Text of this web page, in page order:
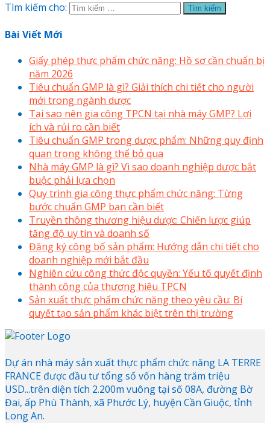
Tìm kiếm cho:
Bài Viết Mới
Giấy phép thực phẩm chức năng: Hồ sơ cần chuẩn bị
năm 2026
Tiêu chuẩn GMP là gì? Giải thích chi tiết cho người
mới trong ngành dược
Tại sao nên gia công TPCN tại nhà máy GMP? Lợi
ích và rủi ro cần biết
Tiêu chuẩn GMP trong dược phẩm: Những quy định
quan trọng không thể bỏ qua
Nhà máy GMP là gì? Vì sao doanh nghiệp dược bắt
buộc phải lựa chọn
Quy trình gia công thực phẩm chức năng: Từng
bước chuẩn GMP bạn cần biết
Truyền thông thương hiệu dược: Chiến lược giúp
tăng độ uy tín và doanh số
Đăng ký công bố sản phẩm: Hướng dẫn chi tiết cho
doanh nghiệp mới bắt đầu
Nghiên cứu công thức độc quyền: Yếu tố quyết định
thành công của thương hiệu TPCN
Sản xuất thực phẩm chức năng theo yêu cầu: Bí
quyết tạo sản phẩm khác biệt trên thị trường
Dự án nhà máy sản xuất thực phẩm chức năng LA TERRE
FRANCE được đầu tư tổng số vốn hàng trăm triệu
USD...trên diện tích 2.200m vuông tại số 08A, đường Bờ
Đai, ấp Phù Thành, xã Phước Lý, huyện Cần Giuộc, tỉnh
Long An.